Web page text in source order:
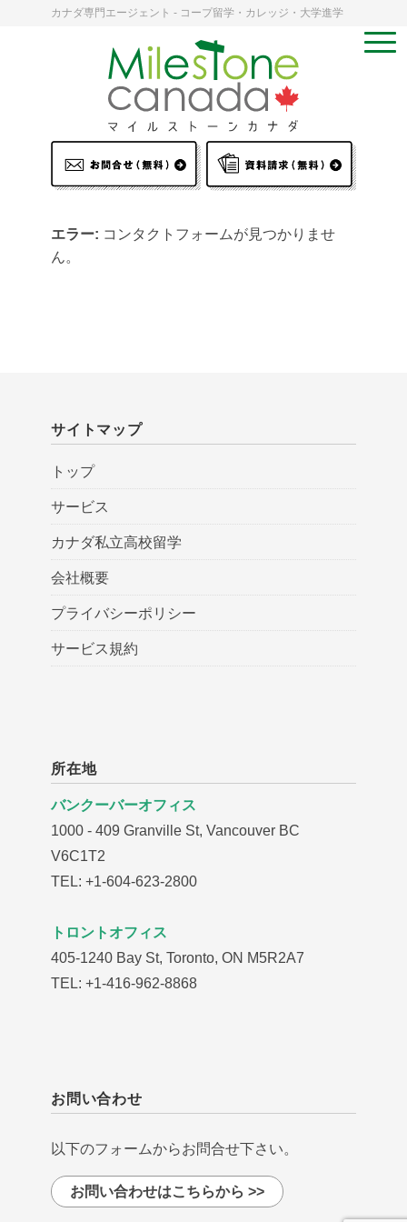
カナダ専門エージェント - コープ留学・カレッジ・大学進学
エラー: コンタクトフォームが見つかりませ
ん。
サイトマップ
トップ
サービス
カナダ私立高校留学
会社概要
プライバシーポリシー
サービス規約
所在地
バンクーバーオフィス
1000 - 409 Granville St, Vancouver BC
V6C1T2
TEL: +1-604-623-2800
トロントオフィス
405-1240 Bay St, Toronto, ON M5R2A7
TEL: +1-416-962-8868
お問い合わせ
以下のフォームからお問合せ下さい。
お問い合わせはこちらから >>